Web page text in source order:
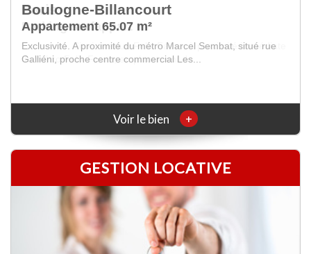
Paris
Parking surfappart m²
Exclusivité. Situé avenue Felix Faure, à proximité immédiate
du métro Felix Faure, emplacement de...
Voir le bien +
GESTION LOCATIVE